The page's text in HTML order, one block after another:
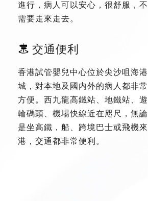
進行，病人可以安心，很舒服，不
需要走來走去。
交通便利
香港試管嬰兒中心位於尖沙咀海港
城，對本地及國内外的病人都非常
方便。西九龍高鐵站、地鐵站、遊
輪碼頭、機場快線近在咫尺，無論
是坐高鐵，船、跨境巴士或飛機來
港，交通都非常便利。